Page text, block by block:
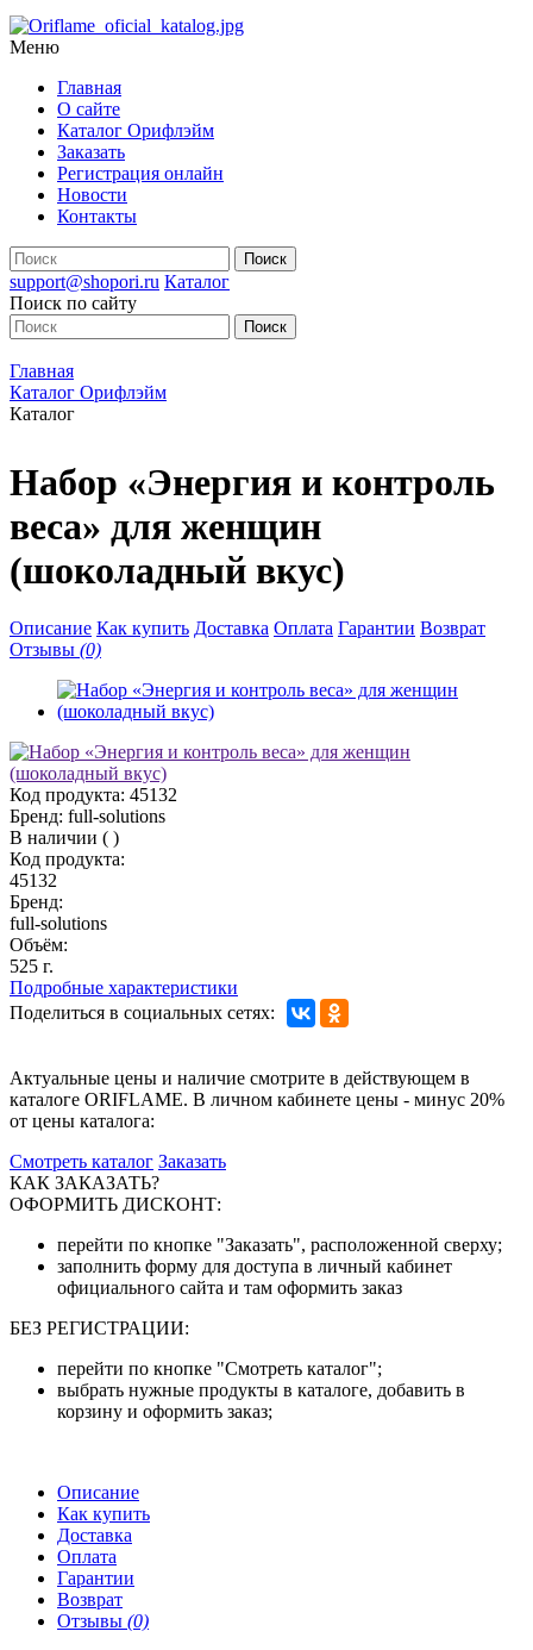
Меню
Главная
О сайте
Каталог Орифлэйм
Заказать
Регистрация онлайн
Новости
Контакты
support@shopori.ru Каталог
Поиск по сайту
Главная
Каталог Орифлэйм
Каталог
Набор «Энергия и контроль
веса» для женщин
(шоколадный вкус)
Описание Как купить Доставка Оплата Гарантии Возврат
Отзывы (0)
Код продукта: 45132
Бренд: full-solutions
В наличии ( )
Код продукта:
45132
Бренд:
full-solutions
Объём:
525 г.
Подробные характеристики
Поделиться в социальных сетях:
Актуальные цены и наличие смотрите в действующем в
каталоге ORIFLAME. В личном кабинете цены - минус 20%
от цены каталога:
Смотреть каталог Заказать
КАК ЗАКАЗАТЬ?
ОФОРМИТЬ ДИСКОНТ:
перейти по кнопке "Заказать", расположенной сверху;
заполнить форму для доступа в личный кабинет
официального сайта и там оформить заказ
БЕЗ РЕГИСТРАЦИИ:
перейти по кнопке "Смотреть каталог";
выбрать нужные продукты в каталоге, добавить в
корзину и оформить заказ;
Описание
Как купить
Доставка
Оплата
Гарантии
Возврат
Отзывы (0)